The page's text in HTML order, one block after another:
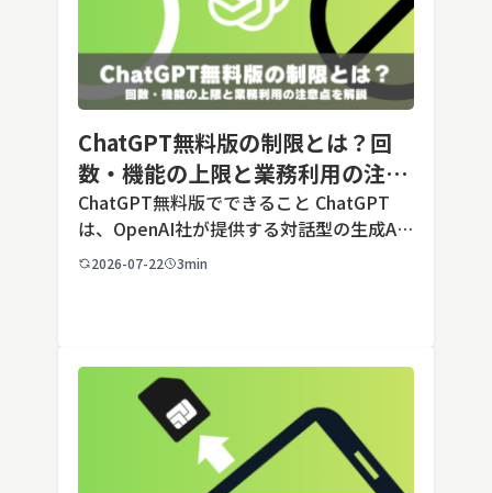
ChatGPT無料版の制限とは？回
数・機能の上限と業務利用の注意
点を解説【2026年最新】
ChatGPT無料版でできること ChatGPT
は、OpenAI社が提供する対話型の生成AI
サービスです。アカウントを登録すれば無
2026-07-22 3min